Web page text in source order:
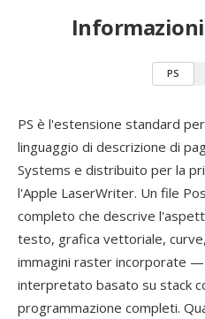
PS
PS è l'estensione standard
linguaggio di descrizione di
Systems e distribuito per la
l'Apple LaserWriter. Un file
completo che descrive
testo, grafica vettoriale,
immagini raster incorporate —
interpretato basato su stack
programmazione completi.